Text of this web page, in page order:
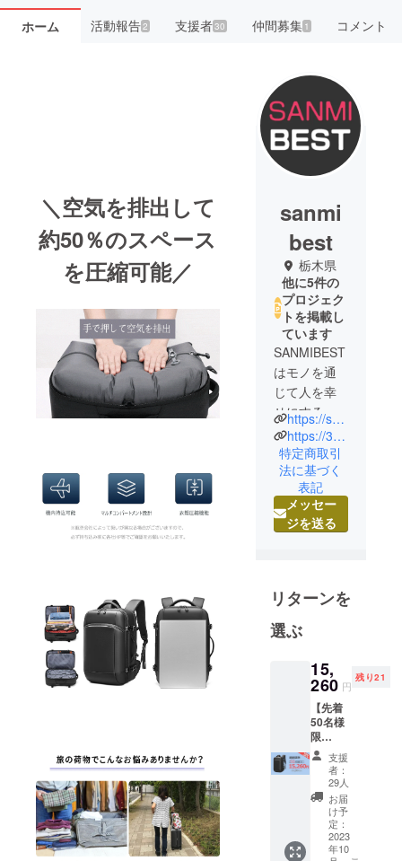
ホーム 活動報告2 支援者30 仲間募集 1 コメント
＼空気を排出して
約50％のスペース
を圧縮可能／
sanmi
best
栃木県
他に5件の
プロジェク
トを掲載し
ています
SANMIBEST
はモノを通
じて人を幸
せにする念
願に自社製
品の企画･開
発･販売など
を行なって
おり、また
日本市場に
いアイデア
の製品を海
外からの輸
ておりま
これから、
とくに魅力
に溢れ、私
たちの暮ら
しをより豊
かに海外製
で日本未導
https://sanmibest.com/
https://3mi.co.jp/
特定商取引
法に基づく
表記
メッセー
ジを送る
リターンを
選ぶ
15,
260 円
残り21
【先着
50名様
限
定！】
衣類圧
縮バッ
クパッ
ク×1 [一
般販売
予定価
支援
者：
29人
お届
け予
定：
2023
年10